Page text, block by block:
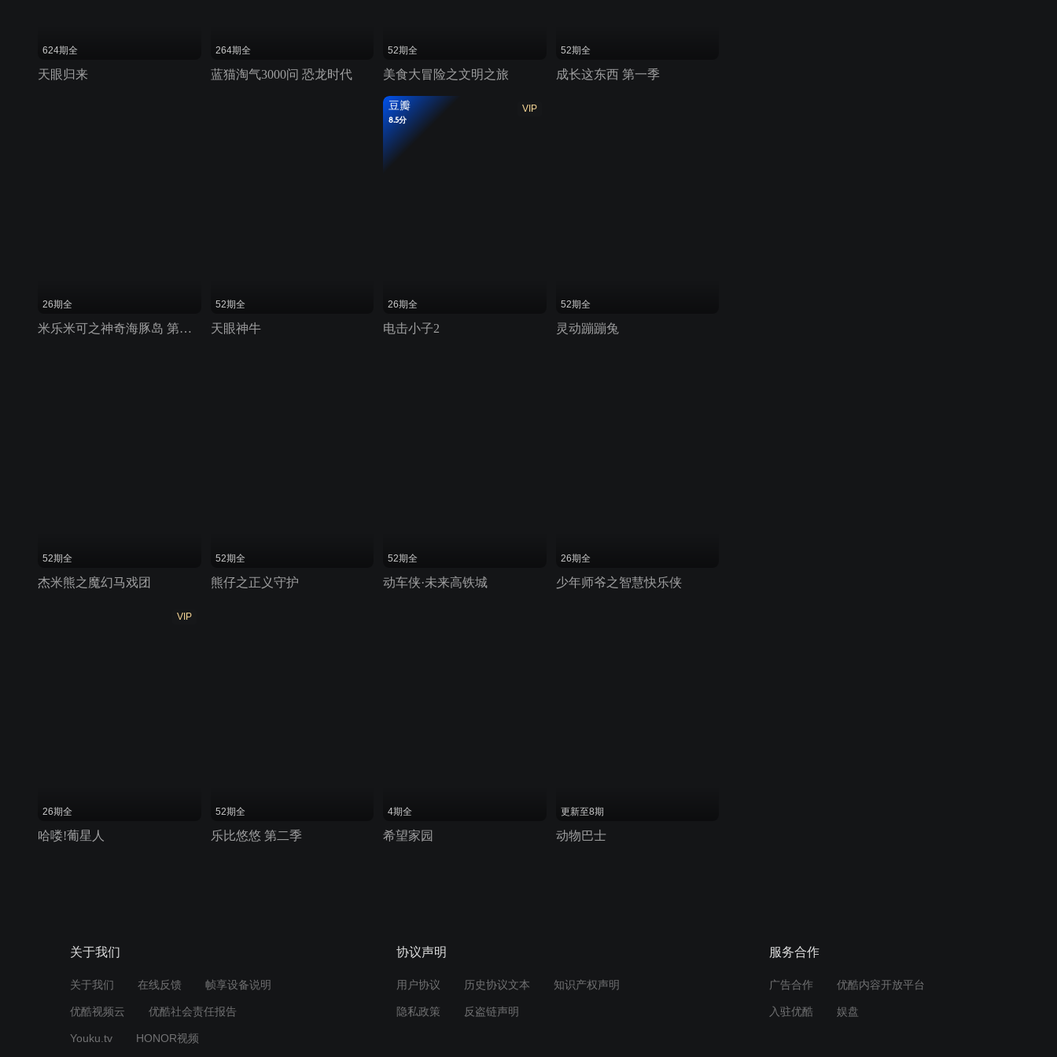
624期全
天眼归来
264期全
蓝猫淘气3000问 恐龙时代
52期全
美食大冒险之文明之旅
52期全
成长这东西 第一季
26期全
米乐米可之神奇海豚岛 第二季
52期全
天眼神牛
VIP
豆瓣
8.5分
26期全
电击小子2
52期全
灵动蹦蹦兔
52期全
杰米熊之魔幻马戏团
52期全
熊仔之正义守护
52期全
动车侠·未来高铁城
26期全
少年师爷之智慧快乐侠
VIP
26期全
哈喽!葡星人
52期全
乐比悠悠 第二季
4期全
希望家园
更新至8期
动物巴士
关于我们
关于我们 在线反馈 帧享设备说明
优酷视频云 优酷社会责任报告
Youku.tv HONOR视频
协议声明
用户协议 历史协议文本 知识产权声明
隐私政策 反盗链声明
服务合作
广告合作 优酷内容开放平台
入驻优酷 娱盘